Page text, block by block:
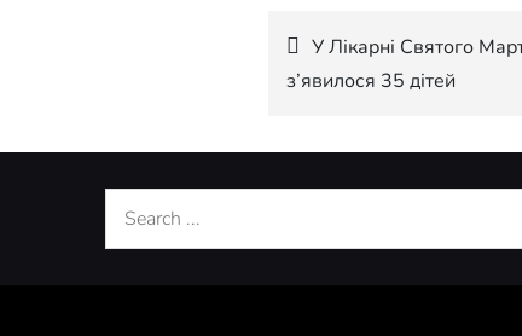
Навігація
У Лікарні Святого
з’явилося 35 дітей
Search